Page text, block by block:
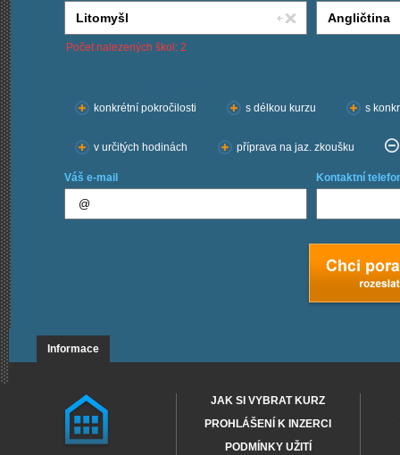
Počet nalezených škol: 2
konkrétní pokročilosti
s délkou kurzu s
v určitých hodinách příprava na jaz. zkoušku
Váš e-mail Kontaktní
Informace
JAK SI VYBRAT KURZ
PROHLÁŠENÍ K INZERCI
PODMÍNKY UŽITÍ